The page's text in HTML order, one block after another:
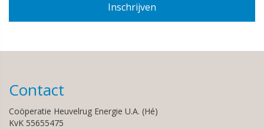
Contact
Coöperatie Heuvelrug Energie U.A. (Hé)
KvK 55655475